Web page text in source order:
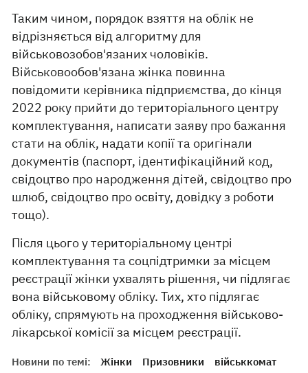
Таким чином, порядок взяття на облік не
відрізняється від алгоритму для
військовозобов'язаних чоловіків.
Військовообов'язана жінка повинна
повідомити керівника підприємства, до кінця
2022 року прийти до територіального центру
комплектування, написати заяву про бажання
стати на облік, надати копії та оригінали
документів (паспорт, ідентифікаційний код,
свідоцтво про народження дітей, свідоцтво про
шлюб, свідоцтво про освіту, довідку з роботи
тощо).
Після цього у територіальному центрі
комплектування та соцпідтримки за місцем
реєстрації жінки ухвалять рішення, чи підлягає
вона військовому обліку. Тих, хто підлягає
обліку, спрямують на проходження військово-
лікарської комісії за місцем реєстрації.
Новини по темі: Жінки Призовники
військкомат